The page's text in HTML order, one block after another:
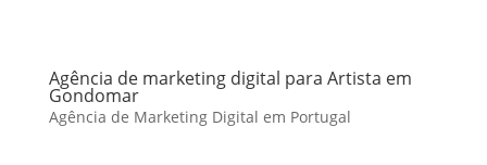
Agência de marketing digital para Artista em
Gondomar
Agência de Marketing Digital em Portugal